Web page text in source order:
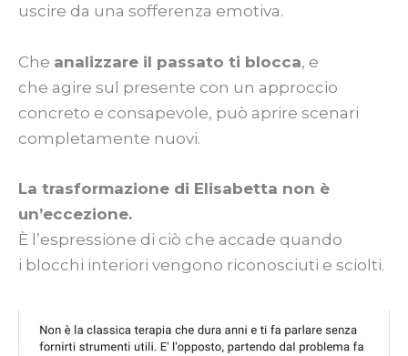
uscire da una sofferenza emotiva.
Che analizzare il passato ti blocca, e
che agire sul presente con un approccio
concreto e consapevole, può aprire scenari
completamente nuovi.
La trasformazione di Elisabetta non è
un’eccezione.
È l’espressione di ciò che accade quando
i blocchi interiori vengono riconosciuti e sciolti.